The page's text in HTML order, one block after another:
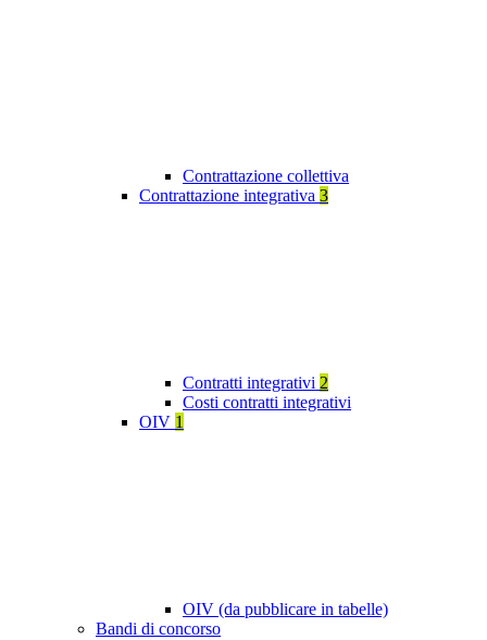
Contrattazione collettiva
Contrattazione integrativa 3
Contratti integrativi 2
Costi contratti integrativi
OIV 1
OIV (da pubblicare in tabelle)
Bandi di concorso